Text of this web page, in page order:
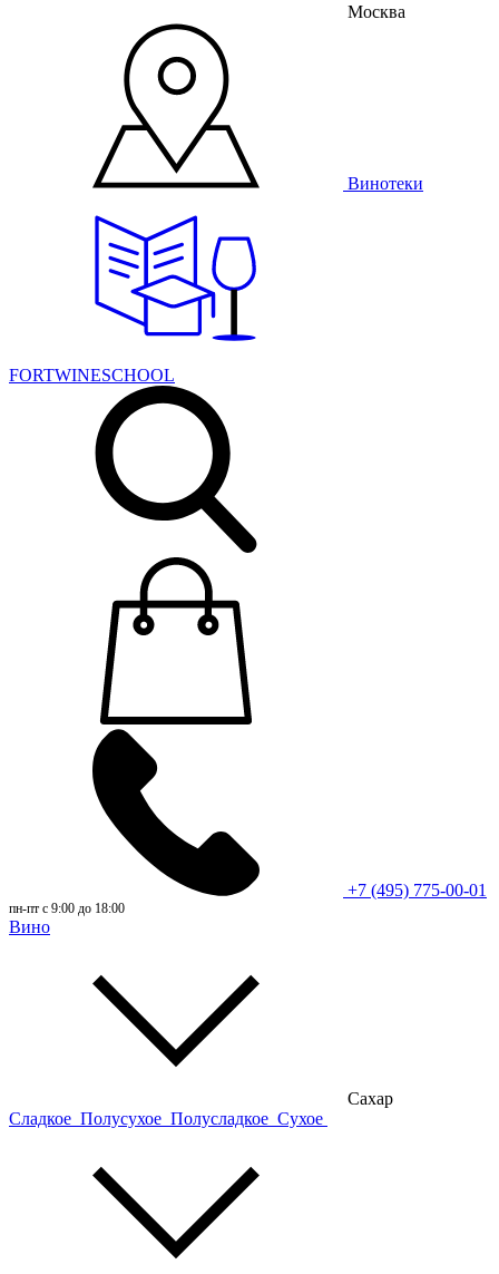
Москва
Винотеки
FORTWINESCHOOL
+7 (495) 775-00-01
пн-пт с 9:00 до 18:00
Вино
Сахар
Сладкое Полусухое Полусладкое Сухое